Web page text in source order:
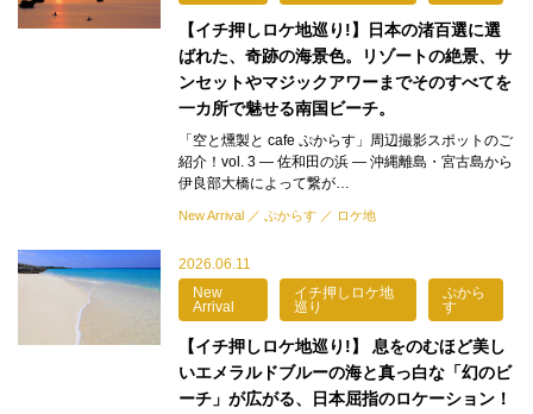
【イチ押しロケ地巡り!】日本の渚百選に選
ばれた、奇跡の海景色。リゾートの絶景、サ
ンセットやマジックアワーまでそのすべてを
一カ所で魅せる南国ビーチ。
「空と燻製と cafe ぷからす」周辺撮影スポットのご
紹介！vol. 3 — 佐和田の浜 — 沖縄離島・宮古島から
伊良部大橋によって繋が…
New Arrival ぷからす ロケ地
2026.06.11
New
Arrival
イチ押しロケ地
巡り
ぷから
す
【イチ押しロケ地巡り!】 息をのむほど美し
いエメラルドブルーの海と真っ白な「幻のビ
ーチ」が広がる、日本屈指のロケーション！